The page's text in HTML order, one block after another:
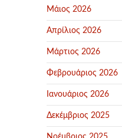
Μάιος 2026
Απρίλιος 2026
Μάρτιος 2026
Φεβρουάριος 2026
Ιανουάριος 2026
Δεκέμβριος 2025